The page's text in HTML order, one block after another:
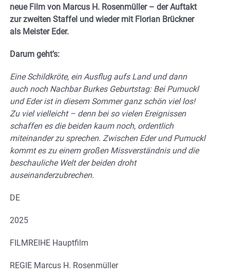
neue Film von Marcus H. Rosenmüller – der Auftakt
zur zweiten Staffel und wieder mit Florian Brückner
als Meister Eder.
Darum geht’s:
Eine Schildkröte, ein Ausflug aufs Land und dann
auch noch Nachbar Burkes Geburtstag: Bei Pumuckl
und Eder ist in diesem Sommer ganz schön viel los!
Zu viel vielleicht – denn bei so vielen Ereignissen
schaffen es die beiden kaum noch, ordentlich
miteinander zu sprechen. Zwischen Eder und Pumuckl
kommt es zu einem großen Missverständnis und die
beschauliche Welt der beiden droht
auseinanderzubrechen.
DE
2025
FILMREIHE Hauptfilm
REGIE Marcus H. Rosenmüller